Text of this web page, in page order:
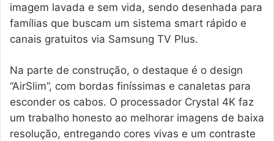
imagem lavada e sem vida, sendo desenhada para
famílias que buscam um sistema smart rápido e
canais gratuitos via Samsung TV Plus.
Na parte de construção, o destaque é o design
“AirSlim”, com bordas finíssimas e canaletas para
esconder os cabos. O processador Crystal 4K faz
um trabalho honesto ao melhorar imagens de baixa
resolução, entregando cores vivas e um contraste